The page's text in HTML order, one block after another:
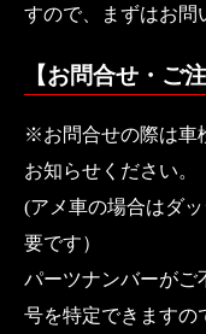
すので、まずはお問
【お問合せ・ご
※お問合せの際は車
お知らせください。
(アメ車の場合はダ
要です）
パーツナンバーがご
号を特定できますの